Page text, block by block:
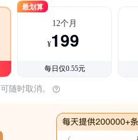
最划算
12个月
¥199
每日仅0.55元
随时取消。